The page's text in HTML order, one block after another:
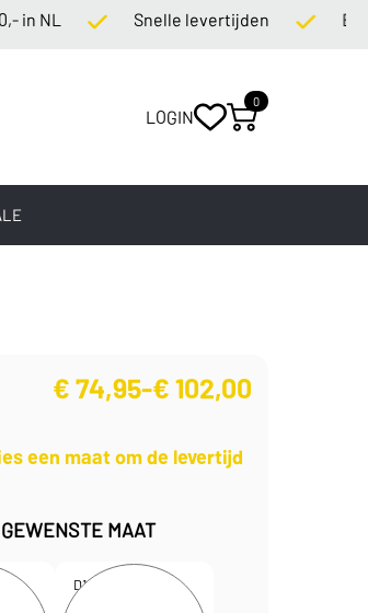
Snelle levertijden Betaling
LOGIN
0
€ 74,95-€ 102,00
Prijsklasse:
tot
een maat om de levertijd
MAAT
D120552
22 x 10 x 27,5 + 5 cm